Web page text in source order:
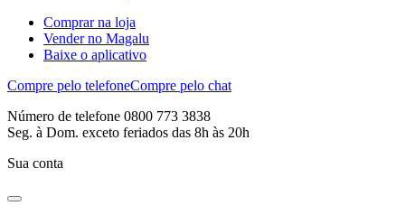
Comprar na loja
Vender no Magalu
Baixe o aplicativo
Compre pelo telefoneCompre pelo chat
Número de telefone 0800 773 3838
Seg. à Dom. exceto feriados das 8h às 20h
Sua conta